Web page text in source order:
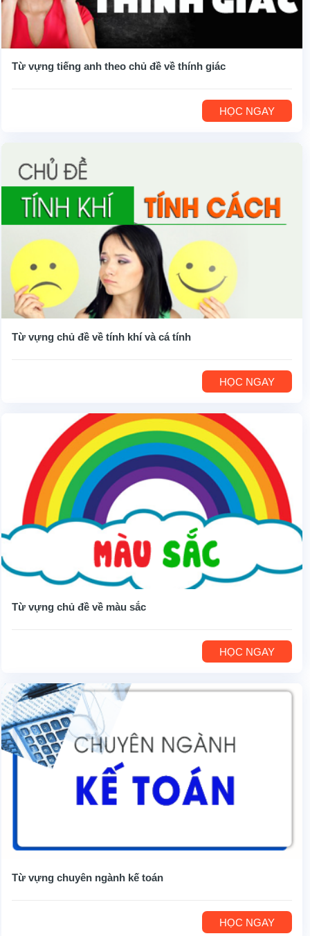
Từ vựng tiếng anh theo chủ đề về thính giác
HỌC NGAY
Từ vựng chủ đề về tính khí và cá tính
HỌC NGAY
Từ vựng chủ đề về màu sắc
HỌC NGAY
Từ vựng chuyên ngành kế toán
HỌC NGAY